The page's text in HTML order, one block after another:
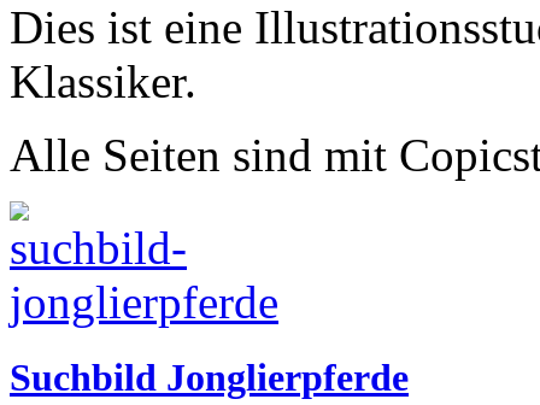
Dies ist eine
Klassiker.
Alle Seiten sind mit
Suchbild Jonglierpferde